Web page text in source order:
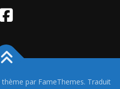
thème par FameThemes. Traduit